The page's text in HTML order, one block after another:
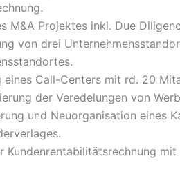
M&A Projektes inkl. Due
von drei
eines Call-Centers mit rd. 20
der Veredelungen von
und Neuorganisation eines
Kundenrentabilitätsrechnung